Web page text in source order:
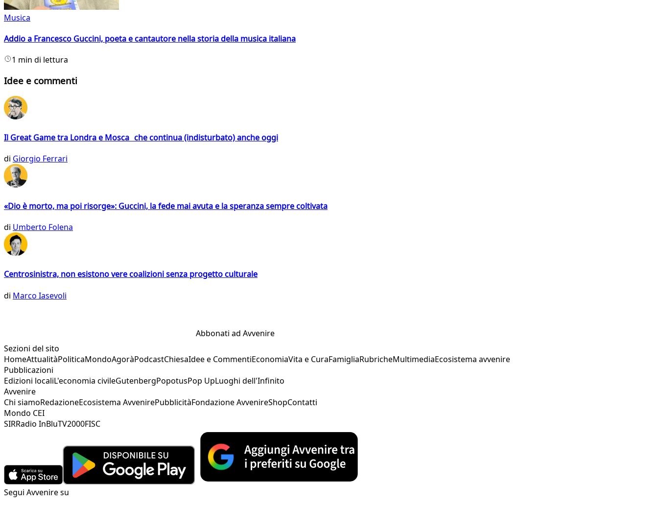
Musica
Addio a Francesco Guccini, poeta e cantautore nella storia della musica italiana
1 min di lettura
Idee e commenti
Il Great Game tra Londra e Mosca che continua (indisturbato) anche oggi
di Giorgio Ferrari
«Dio è morto, ma poi risorge»: Guccini, la fede mai avuta e la speranza sempre coltivata
di Umberto Folena
Centrosinistra, non esistono vere coalizioni senza progetto culturale
di Marco Iasevoli
Abbonati ad Avvenire
Sezioni del sito
HomeAttualitàPoliticaMondoAgoràPodcastChiesaIdee e CommentiEconomiaVita e CuraFamigliaRubricheMultimediaEcosistema avvenire
Pubblicazioni
Edizioni localiL'economia civileGutenbergPopotusPop UpLuoghi dell'Infinito
Avvenire
Chi siamoRedazioneEcosistema AvvenirePubblicitàFondazione AvvenireShopContatti
Mondo CEI
SIRRadio InBluTV2000FISC
Segui Avvenire su